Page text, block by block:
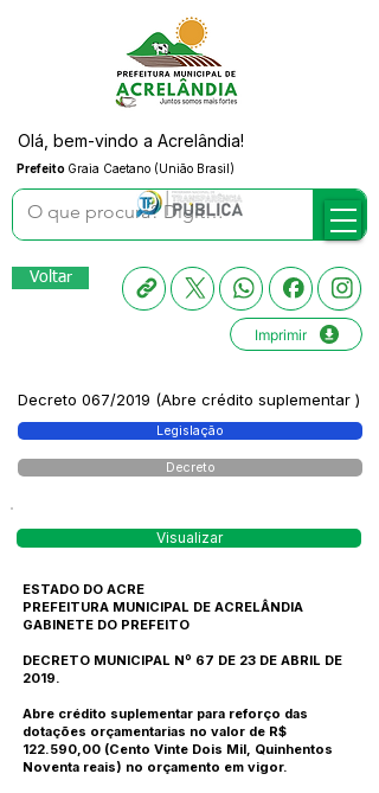
Prefeito Graia Caetano (União Brasil)
Olá, bem-vindo a Acrelândia!
Voltar
Imprimir
Decreto 067/2019 (Abre crédito suplementar )
Legislação
Decreto
Visualizar
ESTADO DO ACRE
PREFEITURA MUNICIPAL DE ACRELÂNDIA
GABINETE DO PREFEITO
DECRETO MUNICIPAL Nº 67 DE 23 DE ABRIL DE
2019.
Abre crédito suplementar para reforço das
dotações orçamentarias no valor de R$
122.590,00 (Cento Vinte Dois Mil, Quinhentos
Noventa reais) no orçamento em vigor.